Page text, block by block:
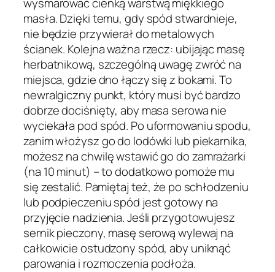
masła. Dzięki temu, gdy spód stwardnieje,
nie będzie przywierał do metalowych
ścianek. Kolejna ważna rzecz: ubijając masę
herbatnikową, szczególną uwagę zwróć na
miejsca, gdzie dno łączy się z bokami. To
newralgiczny punkt, który musi być bardzo
dobrze dociśnięty, aby masa serowa nie
wyciekała pod spód. Po uformowaniu spodu,
zanim włożysz go do lodówki lub piekarnika,
możesz na chwilę wstawić go do zamrażarki
(na 10 minut) – to dodatkowo pomoże mu
się zestalić. Pamiętaj też, że po schłodzeniu
lub podpieczeniu spód jest gotowy na
przyjęcie nadzienia. Jeśli przygotowujesz
sernik pieczony, masę serową wylewaj na
całkowicie ostudzony spód, aby uniknąć
parowania i rozmoczenia podłoża.